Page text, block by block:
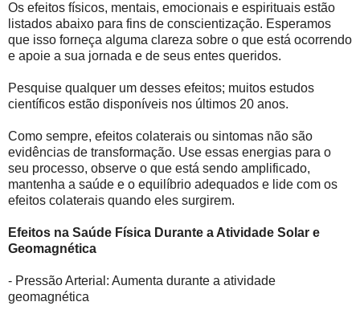
Os efeitos físicos, mentais, emocionais e espirituais estão
listados abaixo para fins de conscientização. Esperamos
que isso forneça alguma clareza sobre o que está ocorrendo
e apoie a sua jornada e de seus entes queridos.
Pesquise qualquer um desses efeitos; muitos estudos
científicos estão disponíveis nos últimos 20 anos.
Como sempre, efeitos colaterais ou sintomas não são
evidências de transformação. Use essas energias para o
seu processo, observe o que está sendo amplificado,
mantenha a saúde e o equilíbrio adequados e lide com os
efeitos colaterais quando eles surgirem.
Efeitos na Saúde Física Durante a Atividade Solar e
Geomagnética
- Pressão Arterial: Aumenta durante a atividade
geomagnética